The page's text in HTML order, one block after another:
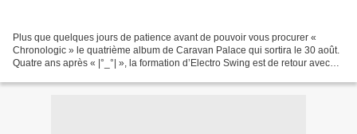
Plus que quelques jours de patience avant de pouvoir vous procurer «
Chronologic » le quatrième album de Caravan Palace qui sortira le 30 août.
Quatre ans après « |°_°| », la formation d’Electro Swing est de retour avec